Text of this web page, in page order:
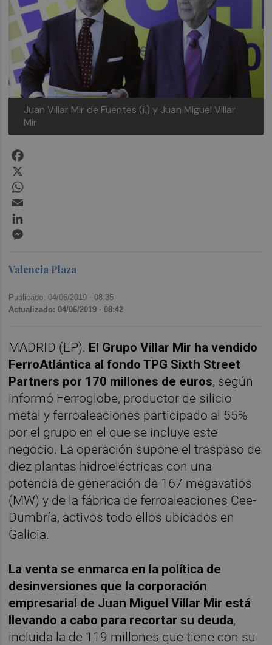
Juan Villar Mir de Fuentes (i.) y Juan Miguel Villar
Mir
Valencia Plaza
Publicado: 04/06/2019 ·08:35
Actualizado: 04/06/2019 · 08:42
MADRID (EP). El Grupo Villar Mir ha vendido
FerroAtlántica al fondo TPG Sixth Street
Partners por 170 millones de euros, según
informó Ferroglobe, productor de silicio
metal y ferroaleaciones participado al 55%
por el grupo en el que se incluye este
negocio. La operación supone el traspaso de
diez plantas hidroeléctricas con una
potencia de generación de 167 megavatios
(MW) y de la fábrica de ferroaleaciones Cee-
Dumbría, activos todo ellos ubicados en
Galicia.
La venta se enmarca en la política de
desinversiones que la corporación
empresarial de Juan Miguel Villar Mir está
llevando a cabo para recortar su deuda,
incluida la de 119 millones que tiene con su